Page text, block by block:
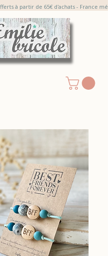
à partir de 65€ d'achats - France